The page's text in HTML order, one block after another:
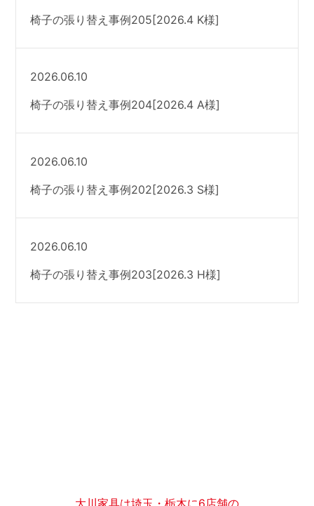
椅子の張り替え事例205[2026.4 K様]
2026.06.10
椅子の張り替え事例204[2026.4 A様]
2026.06.10
椅子の張り替え事例202[2026.3 S様]
2026.06.10
椅子の張り替え事例203[2026.3 H様]